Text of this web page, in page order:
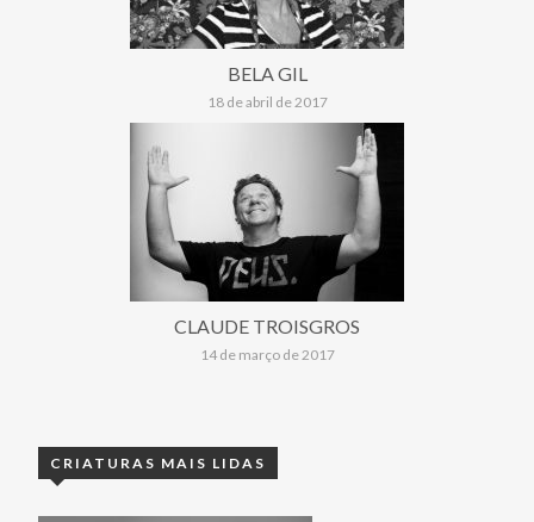
BELA GIL
18 de abril de 2017
CLAUDE TROISGROS
14 de março de 2017
CRIATURAS MAIS LIDAS